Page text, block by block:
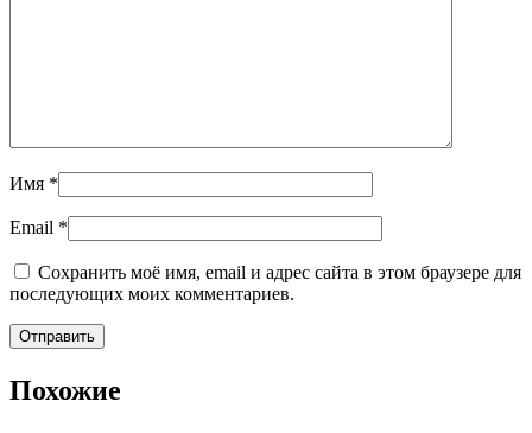
Имя *
Email *
Сохранить моё имя, email и адрес сайта в этом браузере для
последующих моих комментариев.
Похожие